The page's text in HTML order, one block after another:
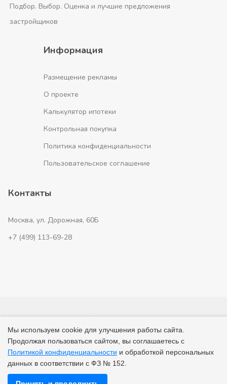
Подбор. Выбор. Оценка и лучшие предложения
застройщиков
Информация
Размещение рекламы
О проекте
Калькулятор ипотеки
Контрольная покупка
Политика конфиденциальности
Пользовательское соглашение
Контакты
Москва, ул. Дорожная, 60Б
+7 (499) 113-69-28
Новостройки
Застройщики
© 2026 ВсеНовостройки. +7 (499) 113-69-28
Мы используем cookie для улучшения работы сайта.
Продолжая пользоваться сайтом, вы соглашаетесь с
Политикой конфиденциальности и обработкой персональных
данных в соответствии с ФЗ № 152.